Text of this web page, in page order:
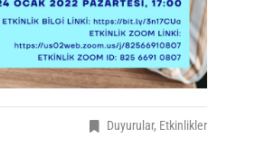
Duyurular, Etkinlikler